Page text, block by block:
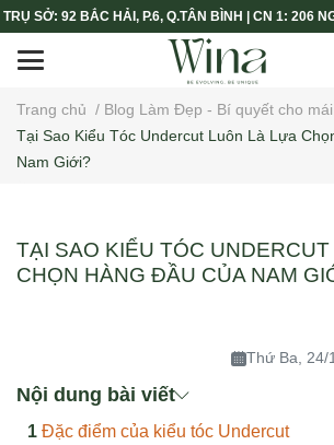
TRỤ SỞ: 92 BẮC HẢI, P.6, Q.TÂN BÌNH | CN 1: 206
Trang chủ / Blog Làm Đẹp - Bí quyết cho
Tại Sao Kiểu Tóc Undercut Luôn Là Lựa
Nam Giới?
TẠI SAO KIỂU TÓC
CHỌN HÀNG ĐẦU CỦA NAM
Thứ Ba, 24/
Nội dung bài viết
Đặc điểm của kiểu tóc Undercut